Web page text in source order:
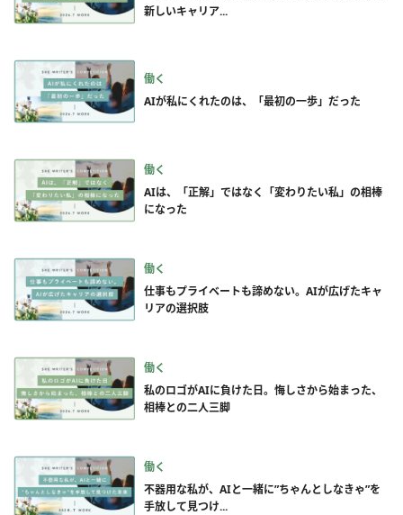
新しいキャリア...
働く
AIが私にくれたのは、「最初の一歩」だった
働く
AIは、「正解」ではなく「変わりたい私」の相棒
になった
働く
仕事もプライベートも諦めない。AIが広げたキャ
リアの選択肢
働く
私のロゴがAIに負けた日。悔しさから始まった、
相棒との二人三脚
働く
不器用な私が、AIと一緒に”ちゃんとしなきゃ”を
手放して見つけ...